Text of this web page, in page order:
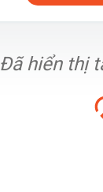
Đã hiển thị